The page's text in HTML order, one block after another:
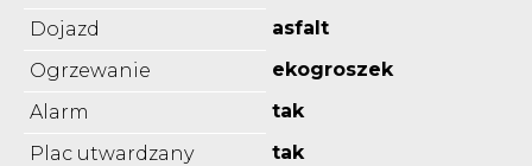
Dojazd
asfalt
Ogrzewanie
ekogroszek
Alarm
tak
Plac utwardzany
tak